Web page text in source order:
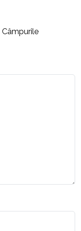
Câmpurile